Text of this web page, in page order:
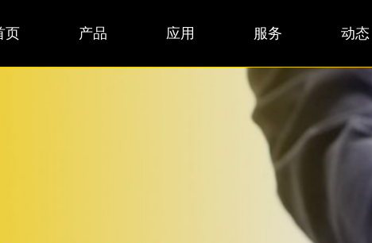
页 产品 应用 服务 动态